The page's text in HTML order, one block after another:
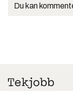
Du kan